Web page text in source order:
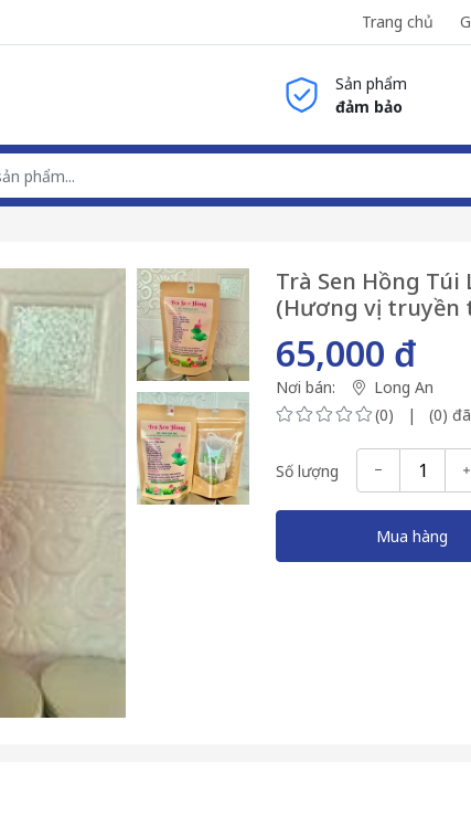
Trang chủ
Sản phẩm
đảm bảo
Trà Sen Hồng Túi
(Hương vị truyền
65,000 đ
Nơi bán:
Long An
(0) | (0) đã
Số lượng
Mua hàng